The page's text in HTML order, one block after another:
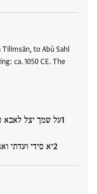
to Abū Sahl
ca. 1050 CE. The
על שמך יצל לאבא
יא סידי ועדתי